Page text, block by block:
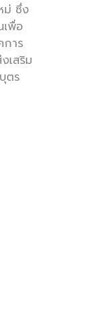
ม่ ซึ่ง
เพื่อ
การ
เสริม
ตร